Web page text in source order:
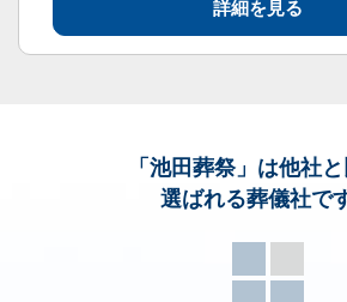
詳細を見る
「池田葬祭」 は他社
選ばれる葬儀社で